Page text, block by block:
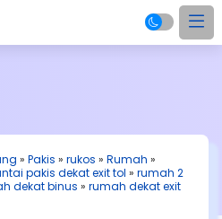
» Pakis » rukos » Rumah »
pakis dekat exit tol » rumah 2
dekat binus » rumah dekat exit